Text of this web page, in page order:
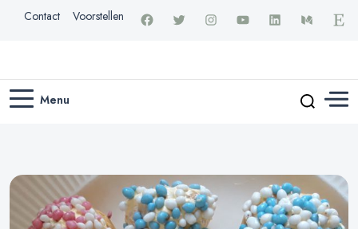
Contact Voorstellen
Menu